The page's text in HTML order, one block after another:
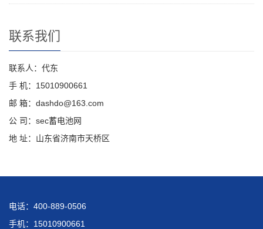
联系我们
联系人：代东
手 机：15010900661
邮 箱：dashdo@163.com
公 司：sec蓄电池网
地 址：山东省济南市天桥区
电话：400-889-0506
手机：15010900661